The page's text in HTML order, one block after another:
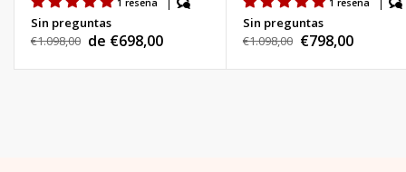
1 reseña
Sin preguntas
Precio
€1.098,00 Precio
de
de €698,00
1 reseña
Sin preguntas
Precio
€1.098,00 Precio
de
€798,00